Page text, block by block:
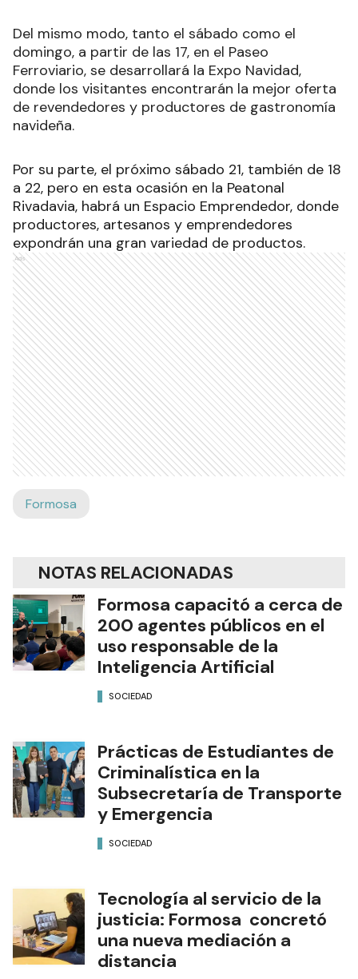
Del mismo modo, tanto el sábado como el
domingo, a partir de las 17, en el Paseo
Ferroviario, se desarrollará la Expo Navidad,
donde los visitantes encontrarán la mejor oferta
de revendedores y productores de gastronomía
navideña.
Por su parte, el próximo sábado 21, también de 18
a 22, pero en esta ocasión en la Peatonal
Rivadavia, habrá un Espacio Emprendedor, donde
productores, artesanos y emprendedores
expondrán una gran variedad de productos.
Ads
Formosa
NOTAS RELACIONADAS
Formosa capacitó a cerca de
200 agentes públicos en el
uso responsable de la
Inteligencia Artificial
SOCIEDAD
Prácticas de Estudiantes de
Criminalística en la
Subsecretaría de Transporte
y Emergencia
SOCIEDAD
Tecnología al servicio de la
justicia: Formosa concretó
una nueva mediación a
distancia